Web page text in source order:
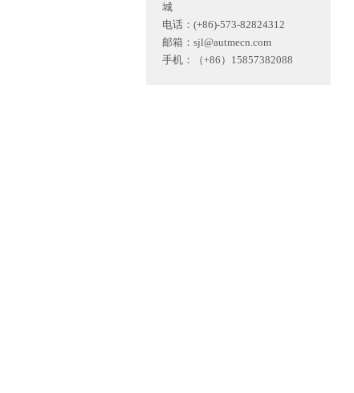
城
电话：(+86)-573-82824312
邮箱： sjl@autmecn.com
手机：（+86）15857382088